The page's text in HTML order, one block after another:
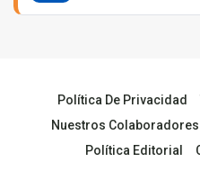
Política De Privacidad
Nuestros Colaboradores
Política Editorial